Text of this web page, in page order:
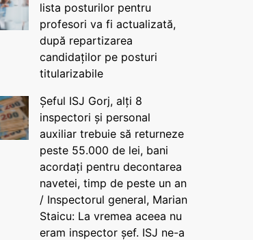
lista posturilor pentru
profesori va fi actualizată,
după repartizarea
candidaților pe posturi
titularizabile
Șeful ISJ Gorj, alți 8
inspectori și personal
auxiliar trebuie să returneze
peste 55.000 de lei, bani
acordați pentru decontarea
navetei, timp de peste un an
/ Inspectorul general, Marian
Staicu: La vremea aceea nu
eram inspector șef. ISJ ne-a